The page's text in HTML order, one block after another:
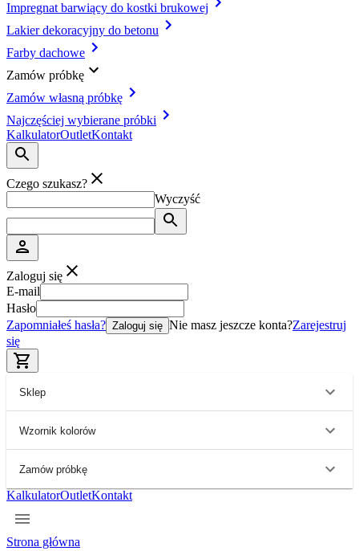
Impregnat barwiący do kostki brukowej
Lakier dekoracyjny do betonu
Farby dachowe
Zamów próbkę
Zamów własną próbkę
Najczęściej wybierane próbki
KalkulatorOutletKontakt
Czego szukasz?
Wyczyść
Zaloguj się
E-mail
Hasło
Zapomniałeś hasła? Zaloguj się Nie masz jeszcze konta?Zarejestruj
się
Sklep
Wzornik kolorów
Zamów próbkę
KalkulatorOutletKontakt
Strona główna